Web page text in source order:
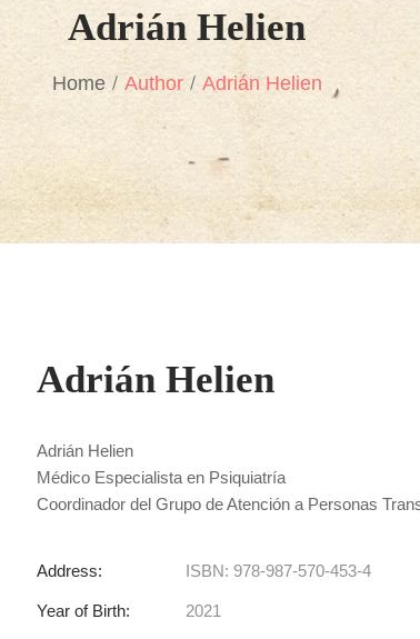
Adrián Helien
Home Author Adrián Helien
Adrián Helien
Adrián Helien
Médico Especialista en Psiquiatría
Coordinador del Grupo de Atención a Personas
Address: ISBN: 978-987-570-453-4
Year of Birth: 2021